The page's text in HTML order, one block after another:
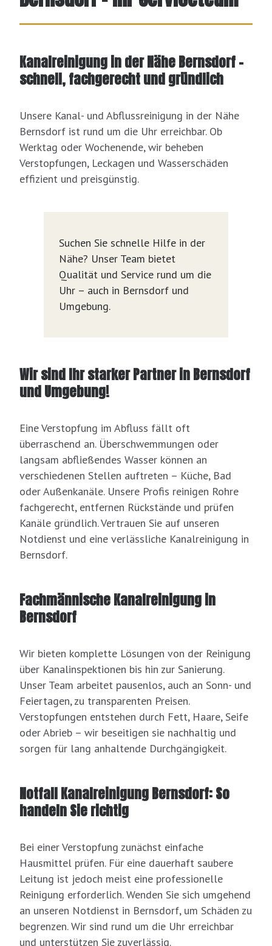
Kanalreinigung in der Nähe Bernsdorf –
schnell, fachgerecht und gründlich
Unsere Kanal- und Abflussreinigung in der Nähe
Bernsdorf ist rund um die Uhr erreichbar. Ob
Werktag oder Wochenende, wir beheben
Verstopfungen, Leckagen und Wasserschäden
effizient und preisgünstig.
Suchen Sie schnelle Hilfe in der
Nähe? Unser Team bietet
Qualität und Service rund um die
Uhr – auch in Bernsdorf und
Umgebung.
Wir sind Ihr starker Partner in Bernsdorf
und Umgebung!
Eine Verstopfung im Abfluss fällt oft
überraschend an. Überschwemmungen oder
langsam abfließendes Wasser können an
verschiedenen Stellen auftreten – Küche, Bad
oder Außenkanäle. Unsere Profis reinigen Rohre
fachgerecht, entfernen Rückstände und prüfen
Kanäle gründlich. Vertrauen Sie auf unseren
Notdienst und eine verlässliche Kanalreinigung in
Bernsdorf.
Fachmännische Kanalreinigung in
Bernsdorf
Wir bieten komplette Lösungen von der Reinigung
über Kanalinspektionen bis hin zur Sanierung.
Unser Team arbeitet pausenlos, auch an Sonn- und
Feiertagen, zu transparenten Preisen.
Verstopfungen entstehen durch Fett, Haare, Seife
oder Abrieb – wir beseitigen sie nachhaltig und
sorgen für lang anhaltende Durchgängigkeit.
Notfall Kanalreinigung Bernsdorf: So
handeln Sie richtig
Bei einer Verstopfung zunächst einfache
Hausmittel prüfen. Für eine dauerhaft saubere
Leitung ist jedoch meist eine professionelle
Reinigung erforderlich. Wenden Sie sich umgehend
an unseren Notdienst in Bernsdorf, um Schäden zu
begrenzen. Wir sind rund um die Uhr erreichbar
und unterstützen Sie zuverlässig.